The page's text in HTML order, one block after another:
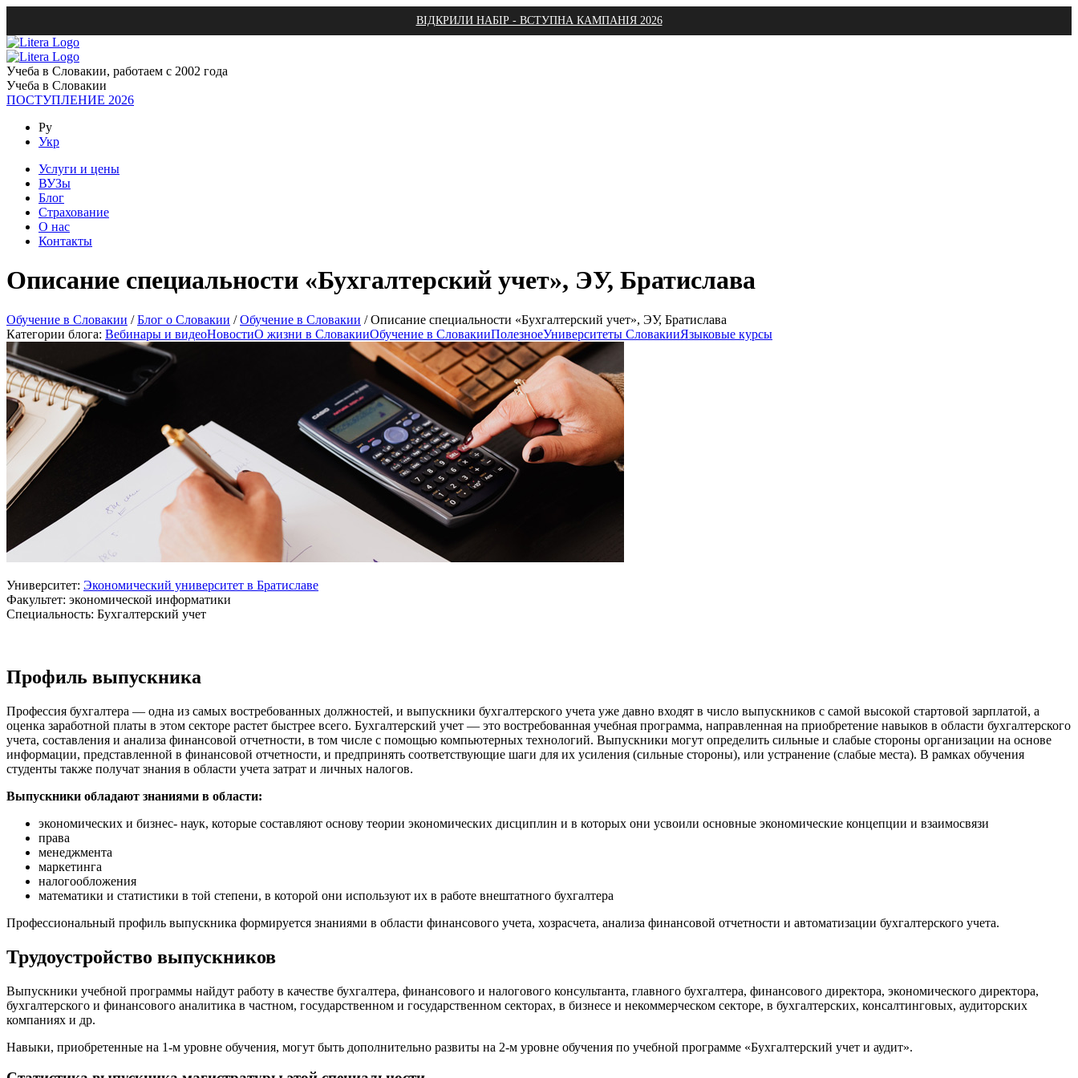
ВІДКРИЛИ НАБІР - ВСТУПНА КАМПАНІЯ 2026
Учеба в Словакии, работаем с 2002 года
Учеба в Словакии
ПОСТУПЛЕНИЕ 2026
Ру
Укр
Услуги и цены
ВУЗы
Блог
Страхование
О нас
Контакты
Описание специальности «Бухгалтерский учет», ЭУ, Братислава
Обучение в Словакии /Блог о Словакии /Обучение в Словакии /Описание специальности «Бухгалтерский учет», ЭУ, Братислава
Категории блога: Вебинары и видеоНовостиО жизни в СловакииОбучение в СловакииПолезноеУниверситеты СловакииЯзыковые курсы
Университет: Экономический университет в Братиславе
Факультет: экономической информатики
Специальность: Бухгалтерский учет
Профиль выпускника
Профессия бухгалтера — одна из самых востребованных должностей, и выпускники бухгалтерского учета уже давно входят в число выпускников с самой высокой стартовой зарплатой, а
оценка заработной платы в этом секторе растет быстрее всего. Бухгалтерский учет — это востребованная учебная программа, направленная на приобретение навыков в области бухгалтерского
учета, составления и анализа финансовой отчетности, в том числе с помощью компьютерных технологий. Выпускники могут определить сильные и слабые стороны организации на основе
информации, представленной в финансовой отчетности, и предпринять соответствующие шаги для их усиления (сильные стороны), или устранение (слабые места). В рамках обучения
студенты также получат знания в области учета затрат и личных налогов.
Выпускники обладают знаниями в области:
экономических и бизнес- наук, которые составляют основу теории экономических дисциплин и в которых они усвоили основные экономические концепции и взаимосвязи
права
менеджмента
маркетинга
налогообложения
математики и статистики в той степени, в которой они используют их в работе внештатного бухгалтера
Профессиональный профиль выпускника формируется знаниями в области финансового учета, хозрасчета, анализа финансовой отчетности и автоматизации бухгалтерского учета.
Трудоустройство выпускников
Выпускники учебной программы найдут работу в качестве бухгалтера, финансового и налогового консультанта, главного бухгалтера, финансового директора, экономического директора,
бухгалтерского и финансового аналитика в частном, государственном и государственном секторах, в бизнесе и некоммерческом секторе, в бухгалтерских, консалтинговых, аудиторских
компаниях и др.
Навыки, приобретенные на 1-м уровне обучения, могут быть дополнительно развиты на 2-м уровне обучения по учебной программе «Бухгалтерский учет и аудит».